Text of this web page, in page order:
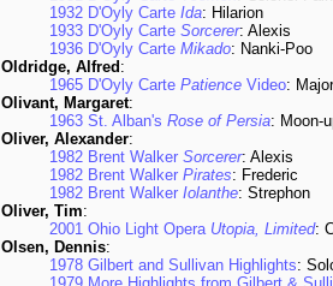
1932 D'Oyly Carte Ida: Hilarion
1933 D'Oyly Carte Sorcerer: Alexis
1936 D'Oyly Carte Mikado: Nanki-Poo
Oldridge, Alfred :
1965 D'Oyly Carte Patience Video:
Olivant, Margaret:
1963 St. Alban's Rose of Persia: Moon-
Oliver, Alexander:
1982 Brent Walker Sorcerer: Alexis
1982 Brent Walker Pirates: Frederic
1982 Brent Walker Iolanthe: Strephon
Oliver, Tim:
2001 Ohio Light Opera Utopia, Limited:
Olsen, Dennis:
1978 Gilbert and Sullivan Highlights: